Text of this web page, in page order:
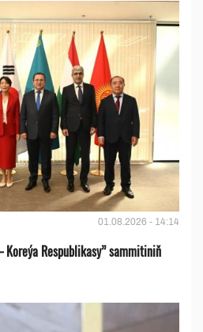
01.08.2026 - 14:14
Respublikasy” sammitiniň